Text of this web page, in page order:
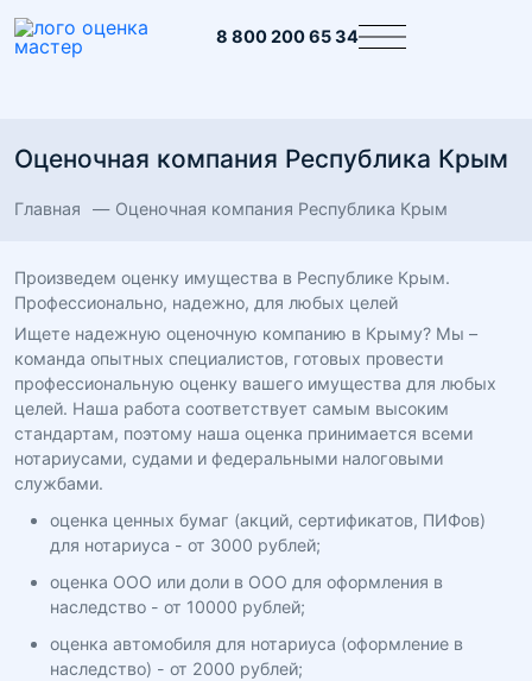
8 800 200 65 34
Оценочная компания Республика Крым
Главная Оценочная компания Республика Крым
Произведем оценку имущества в Республике Крым.
Профессионально, надежно, для любых целей
Ищете надежную оценочную компанию в Крыму? Мы –
команда опытных специалистов, готовых провести
профессиональную оценку вашего имущества для любых
целей. Наша работа соответствует самым высоким
стандартам, поэтому наша оценка принимается всеми
нотариусами, судами и федеральными налоговыми
службами.
оценка ценных бумаг (акций, сертификатов, ПИФов)
для нотариуса - от 3000 рублей;
оценка ООО или доли в ООО для оформления в
наследство - от 10000 рублей;
оценка автомобиля для нотариуса (оформление в
наследство) - от 2000 рублей;